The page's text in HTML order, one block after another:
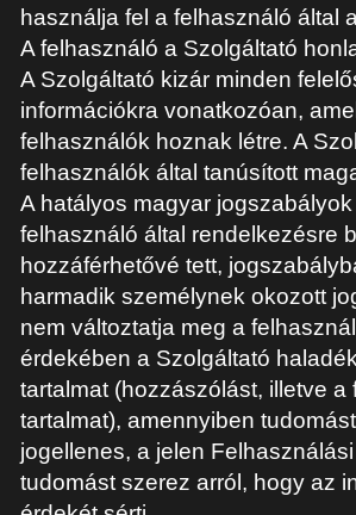
használja fel a felhasználó által
A felhasználó a Szolgáltató
A Szolgáltató kizár minden
információkra vonatkozóan,
felhasználók hoznak létre. A
felhasználók által tanúsított
A hatályos magyar
felhasználó által rendelkezésre
hozzáférhetővé tett,
harmadik személynek okozott
nem változtatja meg a
érdekében a Szolgáltató
tartalmat (hozzászólást, illetve
tartalmat), amennyiben
jogellenes, a jelen
tudomást szerez arról, hogy az